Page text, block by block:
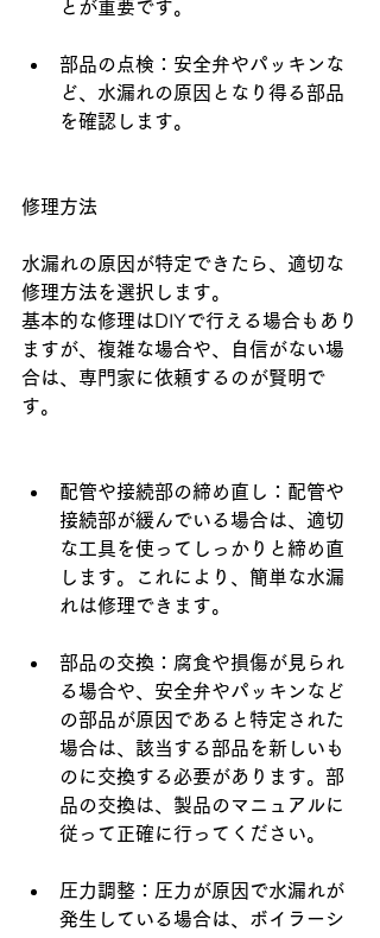
とが重要です。
部品の点検：安全弁やパッキンな
ど、水漏れの原因となり得る部品
を確認します。
修理方法
水漏れの原因が特定できたら、適切な
修理方法を選択します。
基本的な修理は DIYで行える場合もあり
ますが、複雑な場合や、自信がない場
合は、専門家に依頼するのが賢明で
す。
配管や接続部の締め直し：配管や
接続部が緩んでいる場合は、適切
な工具を使ってしっかりと締め直
します。これにより、簡単な水漏
れは修理できます。
部品の交換：腐食や損傷が見られ
る場合や、安全弁やパッキンなど
の部品が原因であると特定された
場合は、該当する部品を新しいも
のに交換する必要があります。部
品の交換は、製品のマニュアルに
従って正確に行ってください。
圧力調整：圧力が原因で水漏れが
発生している場合は、ボイラーシ